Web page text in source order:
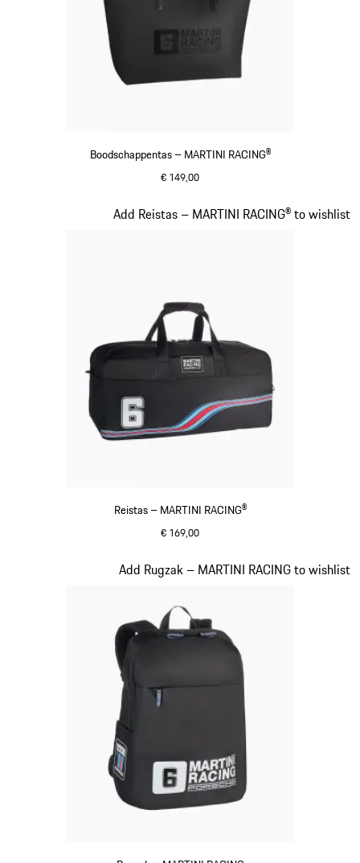
Boodschappentas – MARTINI RACING®
€ 149,00
Reistas – MARTINI RACING®
€ 169,00
Add Reistas – MARTINI RACING® to wishlist
Add Rugzak – MARTINI RACING to wishlist